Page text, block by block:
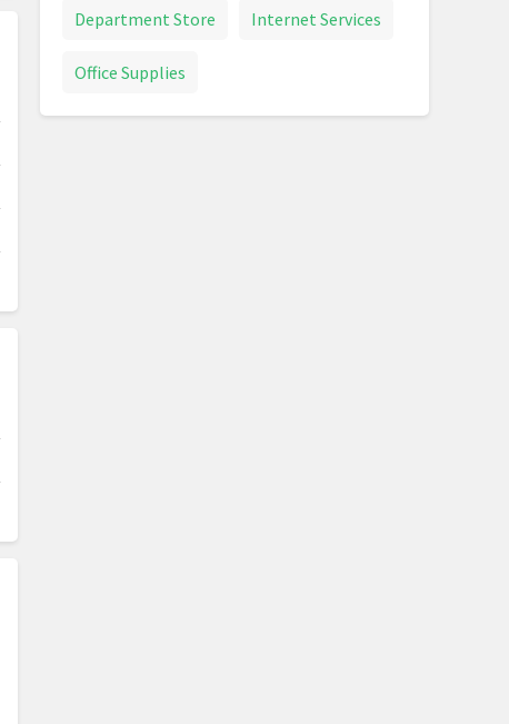
Department Store Internet Services
Office Supplies